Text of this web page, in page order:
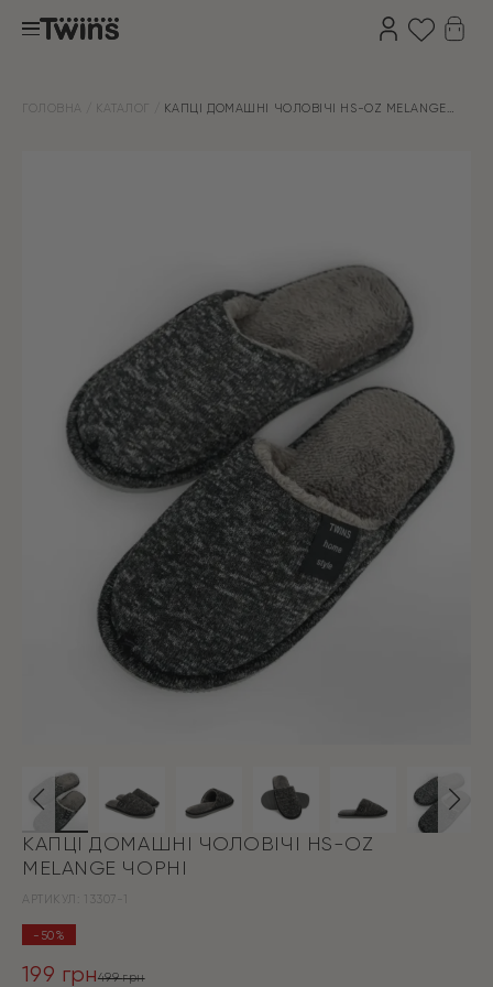
ГОЛОВНА КАТАЛОГ
КАПЦІ ДОМАШНІ ЧОЛОВІЧІ HS-OZ MELANGE
КАПЦІ ДОМАШНІ ЧОЛОВІЧІ HS-OZ
MELANGE ЧОРНІ
АРТИКУЛ: 13307-1
-50%
499грн
199 грн